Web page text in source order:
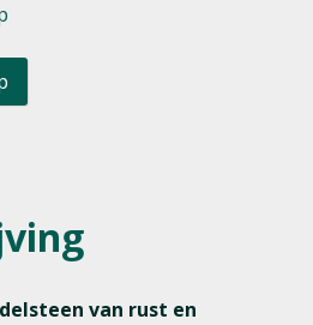
van rust en